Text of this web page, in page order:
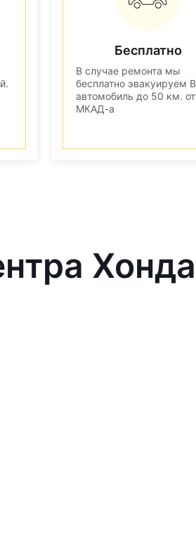
Бесплатно
В случае ремонта мы
бесплатно эвакуируем
автомобиль до 50 км. от
МКАД-а
Хонда